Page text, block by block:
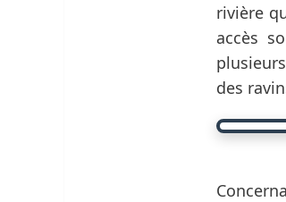
rivière
accès
des